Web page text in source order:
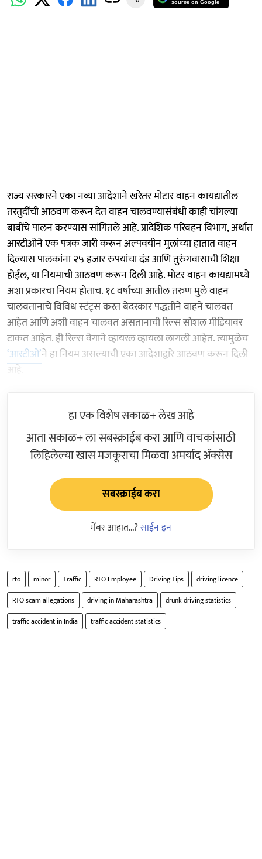
source on Google
राज्य सरकारने एका नव्या आदेशाने खरेतर मोटार वाहन कायद्यातील
तरतुदींची आठवण करून देत वाहन चालवण्यासंबंधी काही चांगल्या
बाबींचे पालन करण्यास सांगितले आहे. प्रादेशिक परिवहन विभाग, अर्थात
आरटीओने एक पत्रक जारी करून अल्पवयीन मुलांच्या हातात वाहन
दिल्यास पालकांना २५ हजार रुपयांचा दंड आणि तुरुंगवासाची शिक्षा
होईल, या नियमाची आठवण करून दिली आहे. मोटर वाहन कायद्यामध्ये
अशा प्रकारचा नियम होताच. १८ वर्षांच्या आतील तरुण मुले वाहन
चालवतानाचे विविध स्टंट्स करत बेदरकार पद्धतीने वाहने चालवत
आहेत आणि अशी वाहन चालवत असतानाची रिल्स सोशल मीडियावर
टाकत आहेत. ही रिल्स वेगाने व्हायरल व्हायला लागली आहेत. त्यामुळेच
‘आरटीओ’ने हा नियम असल्याची एका आदेशाद्वारे आठवण करून दिली
आहे.
हा एक विशेष सकाळ+ लेख आहे
आता सकाळ+ ला सबस्क्राईब करा आणि वाचकांसाठी
लिहिलेल्या खास मजकूराचा मिळवा अमर्याद ॲक्सेस
सबस्क्राईब करा
मेंबर आहात...?साईन इन
rto minor Traffic RTO Employee Driving Tips
driving licence
RTO scam allegations
driving in Maharashtra
drunk driving statistics
traffic accident in India
traffic accident statistics